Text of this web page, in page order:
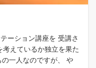
ーション講座を 受講さ
えているか独立を果た
一人なのですが、 や